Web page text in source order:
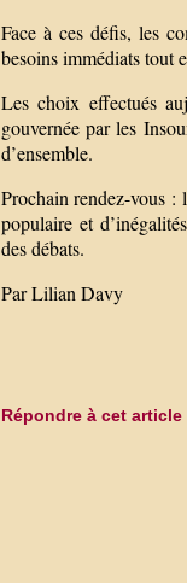
Face à ces défis, les
besoins immédiats tout
Les choix effectués
gouvernée par les
d’ensemble.
Prochain rendez-vous :
populaire et
des débats.
Par Lilian Davy
Répondre à cet article